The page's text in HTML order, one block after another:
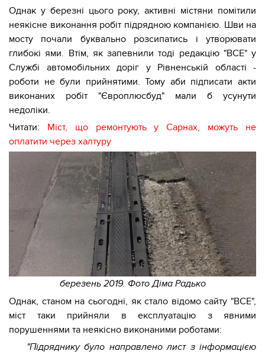
Однак у березні цього року, активні містяни помітили
неякісне виконання робіт підрядною компанією. Шви на
мосту почали буквально розсипатись і утворювати
глибокі ями. Втім, як запевнили тоді редакцію "ВСЕ" у
Службі автомобільних доріг у Рівненській області -
роботи не були прийнятими. Тому аби підписати акти
виконаних робіт "Європлюсбуд" мали б усунути
недоліки.
Читати: Міст, що ремонтують у Сарнах, можуть не
оплатити через халтуру
березень 2019. Фото Діма Радько
Однак, станом на сьогодні, як стало відомо сайту "ВСЕ",
міст таки прийняли в експлуатацію з явними
порушеннями та неякісно виконаними роботами:
"Підряднику було направлено лист з інформацією